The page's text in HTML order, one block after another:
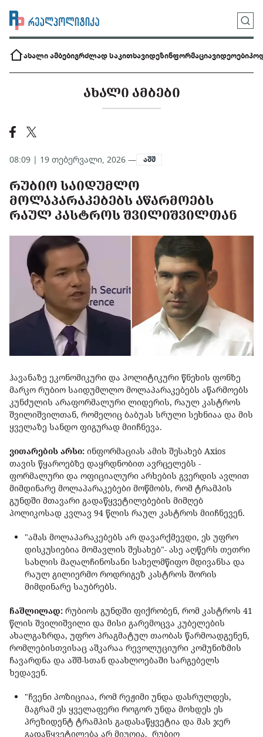
ახალი ამბებიგრძლად საკითხავიდეზინფორმაციავიდეოები
ᲐᲮᲐᲚᲘ ᲐᲛᲑᲔᲑᲘ
08:09 | 19 თებერვალი, 2026 — აშშ
ᲠᲣᲑᲘᲝ ᲡᲐᲘᲓᲣᲛᲚᲝ
ᲛᲝᲚᲐᲞᲐᲠᲐᲙᲔᲑᲔᲑᲡ ᲐᲬᲐᲠᲛᲝᲔᲑᲡ
ᲠᲐᲣᲚ ᲙᲐᲡᲢᲠᲝᲡ ᲨᲕᲘᲚᲘᲨᲕᲘᲚᲗᲐᲜ
ჰავანაზე ეკონომიკური და პოლიტიკური წნეხის ფონზე
მარკო რუბიო საიდუმლლო მოლაპარაკებებს აწარმოებს
კუნძულის არაფორმალური ლიდერის, რაულ კასტროს
შვილიშვილთან, რომელიც ბაბუას სრული სეხნიაა და მის
ყველაზე სანდო ფიგურად მიიჩნევა.
ვითარების არსი: ინფორმაციას ამის შესახებ Axios
თავის წყაროებზე დაყრდნობით ავრცელებს -
ფორმალური და ოფიციალური არხების გვერდის ავლით
მიმდინარე მოლაპარაკებები მოწმობს, რომ ტრამპის
გუნდში მთავარი გადაწყვეტილებების მიმღებ
პოლიკოსად კვლავ 94 წლის რაულ კასტროს მიიჩნევენ.
"ამას მოლაპარაკებებს არ დავარქმევდი, ეს უფრო
დისკუსიებია მომავლის შესახებ"- ასე აღწერს თეთრი
სახლის მაღალჩინოსანი სახელმწიფო მდივანსა და
რაულ გილიერმო როდრიგეზ კასტროს შორის
მიმდინარე საუბრებს.
ჩაშლილად: რუბიოს გუნდში ფიქრობენ, რომ კასტროს 41
წლის შვილიშვილი და მისი გარემოცვა კუბელების
ახალგაზრდა, უფრო პრაგმატულ თაობას წარმოადგენენ,
რომლებისთვისაც აშკარაა რევოლუციური კომუნიზმის
ჩავარდნა და აშშ-სთან დაახლოებაში სარგებელს
ხედავენ.
"ჩვენი პოზიციაა, რომ რეჟიმი უნდა დასრულდეს,
მაგრამ ეს ყველაფერი როგორ უნდა მოხდეს ეს
პრეზიდენტ ტრამპის გადასაწყვეტია და მას ჯერ
გადაწყვეტილება არ მიუღია. რუბიო